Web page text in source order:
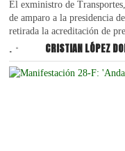
El exministro de
de amparo a la presidencia
retirada la acreditación de
. CRISTIAN LÓPEZ